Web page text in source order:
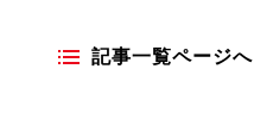
記事一覧ページへ